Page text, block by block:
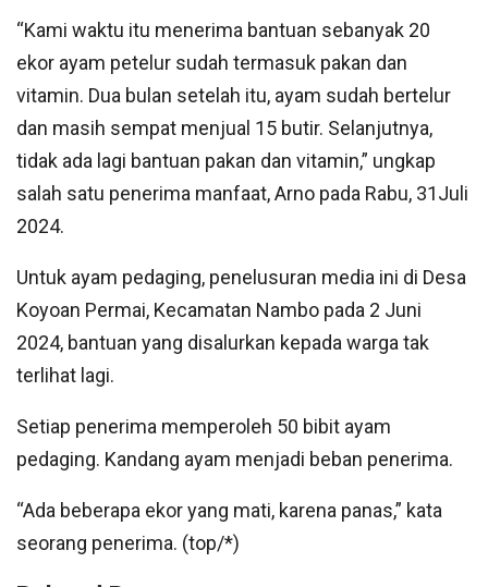
“Kami waktu itu menerima bantuan sebanyak 20
ekor ayam petelur sudah termasuk pakan dan
vitamin. Dua bulan setelah itu, ayam sudah bertelur
dan masih sempat menjual 15 butir. Selanjutnya,
tidak ada lagi bantuan pakan dan vitamin,” ungkap
salah satu penerima manfaat, Arno pada Rabu, 31Juli
2024.
Untuk ayam pedaging, penelusuran media ini di Desa
Koyoan Permai, Kecamatan Nambo pada 2 Juni
2024, bantuan yang disalurkan kepada warga tak
terlihat lagi.
Setiap penerima memperoleh 50 bibit ayam
pedaging. Kandang ayam menjadi beban penerima.
“Ada beberapa ekor yang mati, karena panas,” kata
seorang penerima. (top/*)